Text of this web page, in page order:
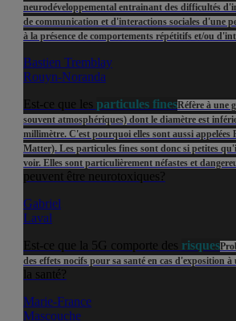
neurodéveloppemental entrainant des difficultés
de communication et d'interactions sociales d'une
à la présence de comportements répétitifs et/ou
Bastien Tremblay
Rouyn-Noranda
Est-ce que les particules finesRéfère à une
souvent atmosphériques) dont le diamètre est
millimètre. C'est pourquoi elles sont aussi appelées
Matter). Les particules fines sont donc si petites
voir. Elles sont particulièrement néfastes et
peuvent être neurotoxiques?
Gabriel
Laval
Est-ce que la 5G comporte des risques
des effets nocifs pour sa santé en cas d'exposition
la santé?
Marie-France
Mascouche